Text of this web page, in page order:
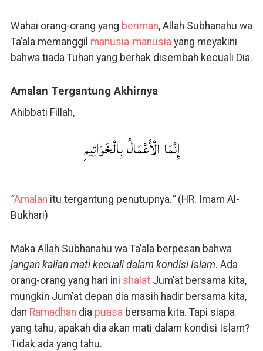
Wahai orang-orang yang beriman, Allah Subhanahu wa
Ta’ala memanggil manusia-manusiayang meyakini
bahwa tiada Tuhan yang berhak disembah kecuali Dia.
Amalan Tergantung Akhirnya
Ahibbati Fillah,
إِنَّمَا الْأَعْمَالُ بِالْخَوَاتِيمِ
“Amalan itu tergantung penutupnya.“(HR. Imam Al-
Bukhari)
Maka Allah Subhanahu wa Ta’ala berpesan bahwa
jangan kalian mati kecuali dalam kondisi Islam. Ada
orang-orang yang hari ini shalatJum’at bersama kita,
mungkin Jum’at depan dia masih hadir bersama kita,
dan Ramadhan dia puasabersama kita. Tapi siapa
yang tahu, apakah dia akan mati dalam kondisi Islam?
Tidak ada yang tahu.